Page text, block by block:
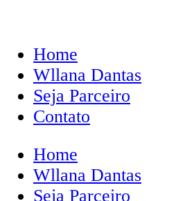
Home
Wllana Dantas
Seja Parceiro
Contato
Home
Wllana Dantas
Seja Parceiro